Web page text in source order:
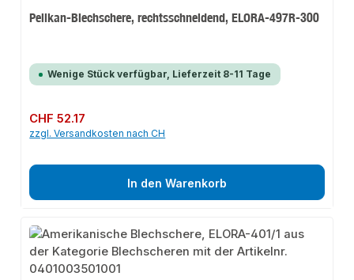
Pelikan-Blechschere, rechtsschneidend, ELORA-497R-300
Wenige Stück verfügbar, Lieferzeit 8-11 Tage
Regulärer Preis:
CHF 52.17
zzgl. Versandkosten nach CH
In den Warenkorb